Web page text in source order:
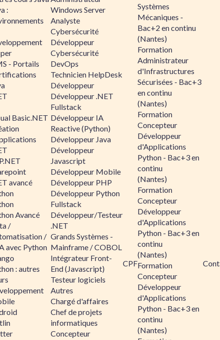
:
- Portails
Basic.NET
avancé
Avancé
/
/
avec Python
: autres
Windows Server
Analyste
Cybersécurité
Développeur
Cybersécurité
DevOps
Technicien HelpDesk
Développeur
Développeur .NET
Fullstack
Développeur IA
Reactive (Python)
Développeur Java
Développeur
Javascript
Développeur Mobile
Développeur PHP
Développeur Python
Fullstack
Développeur/Testeur
.NET
Grands Systèmes -
Mainframe / COBOL
Intégrateur Front-
End (Javascript)
Testeur logiciels
Autres
Chargé d'affaires
Chef de projets
informatiques
Concepteur
CPF
Systèmes
Mécaniques -
Bac+2 en continu
(Nantes)
Formation
Administrateur
d'Infrastructures
Sécurisées - Bac+3
en continu
(Nantes)
Formation
Concepteur
Développeur
d'Applications
Python - Bac+3 en
continu
(Nantes)
Formation
Concepteur
Développeur
d'Applications
Python - Bac+3 en
continu
(Nantes)
Formation
Concepteur
Développeur
d'Applications
Python - Bac+3 en
continu
(Nantes)